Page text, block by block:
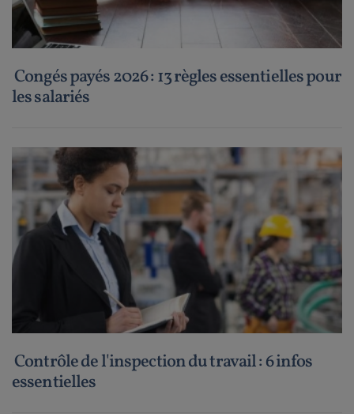
Congés payés 2026 : 13 règles essentielles pour
les salariés
Contrôle de l'inspection du travail : 6 infos
essentielles